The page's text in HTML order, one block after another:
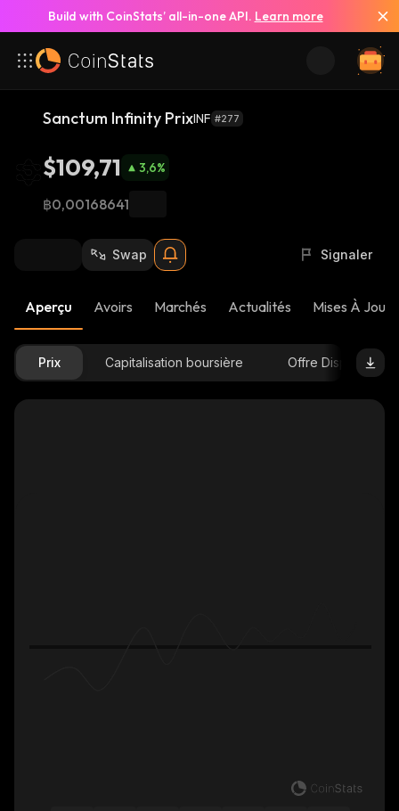
Build with CoinStats’ all-in-one API. Learn more
Sanctum Infinity PrixINF #277
$109,71 3,6%
฿0,00168641
Swap Signaler
Aperçu Avoirs Marchés Actualités Mises À Jour
Prix Capitalisation boursière Offre Disponible